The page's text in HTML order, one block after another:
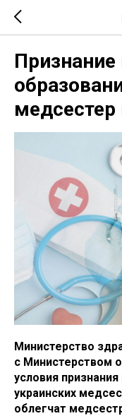
Министерство
с Министерством
условия
украинских
облегчат